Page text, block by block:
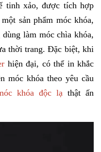
tinh xảo, được tích hợp
sản phẩm móc khóa,
dùng làm móc chìa khóa,
thời trang. Đặc biệt, khi
hiện đại, có thể in khắc
móc khóa theo yêu cầu
khóa độc lạ thật ấn